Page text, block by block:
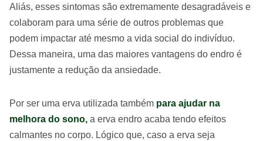
Aliás, esses sintomas são extremamente desagradáveis e
colaboram para uma série de outros problemas que
podem impactar até mesmo a vida social do indivíduo.
Dessa maneira, uma das maiores vantagens do endro é
justamente a redução da ansiedade.
Por ser uma erva utilizada também para ajudar na
melhora do sono, a erva endro acaba tendo efeitos
calmantes no corpo. Lógico que, caso a erva seja